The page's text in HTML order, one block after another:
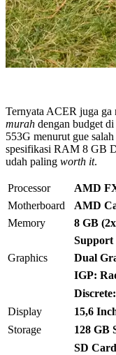
Ternyata ACER juga ga
murah dengan budget
553G menurut gue
spesifikasi RAM 8 GB
udah paling worth it.
Processor
AMD
Motherboard
AMD
Memory
8 GB
Support
Graphics
Dual
IGP:
Display
15,6
Storage
128 GB
SD